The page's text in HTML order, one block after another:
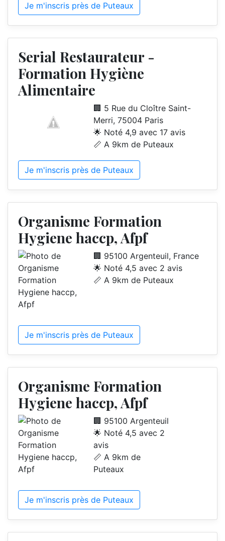
Je m'inscris près de Puteaux
Serial Restaurateur -
Formation Hygiène
Alimentaire
🏢 5 Rue du Cloître Saint-
Merri, 75004 Paris
🌟 Noté 4,9 avec 17 avis
📏 A 9km de Puteaux
Je m'inscris près de Puteaux
Organisme Formation
Hygiene haccp, Afpf
🏢 95100 Argenteuil, France
🌟 Noté 4,5 avec 2 avis
📏 A 9km de Puteaux
Je m'inscris près de Puteaux
Organisme Formation
Hygiene haccp, Afpf
🏢 95100 Argenteuil
🌟 Noté 4,5 avec 2
avis
📏 A 9km de
Puteaux
Je m'inscris près de Puteaux